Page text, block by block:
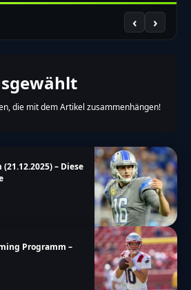
‹ ›
die mit dem Artikel zusammenhängen!
– Diese
Programm –